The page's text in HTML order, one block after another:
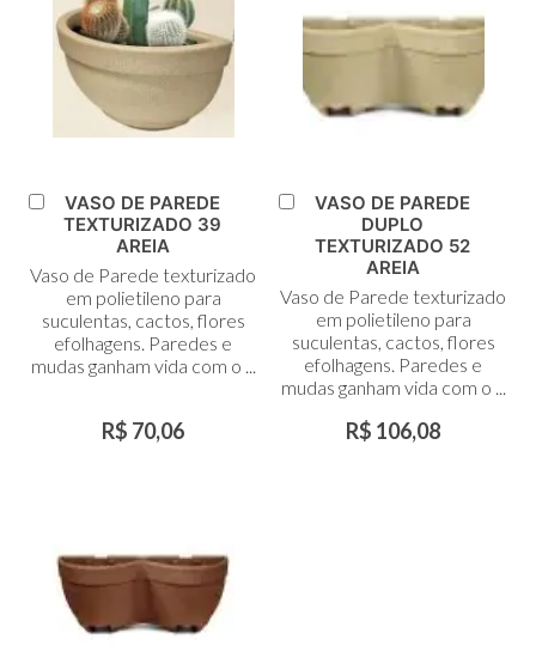
Adicionar
VASO DE PAREDE
TEXTURIZADO 39
AREIA
Vaso de Parede texturizado
em polietileno para
suculentas, cactos, flores
efolhagens. Paredes e
mudas ganham vida com o ...
R$ 70,06
VASO DE PAREDE
DUPLO
TEXTURIZADO 52
AREIA
Vaso de Parede texturizado
em polietileno para
suculentas, cactos, flores
efolhagens. Paredes e
mudas ganham vida com o ...
R$ 106,08